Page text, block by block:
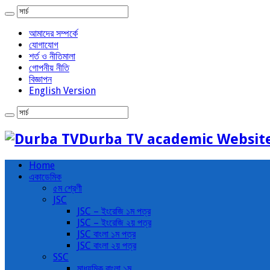
আমাদের সম্পর্কে
যোগাযোগ
শর্ত ও নীতিমালা
গোপনীয় নীতি
বিজ্ঞাপন
English Version
Durba TV academic
Home
একাডেমিক
৫ম শ্রেণী
JSC
JSC – ইংরেজি ১ম পত্র
JSC – ইংরেজি ২য় পত্র
JSC বাংলা ১ম পত্র
JSC বাংলা ২য় পত্র
SSC